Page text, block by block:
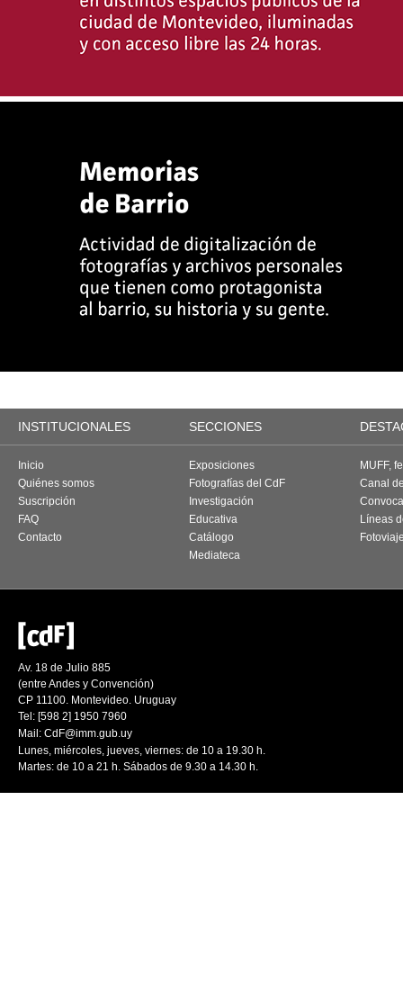
INSTITUCIONALES SECCIONES
Inicio
Quiénes somos
Suscripción
FAQ
Contacto
Exposiciones
Fotografías del CdF
Investigación
Educativa
Catálogo
Mediateca
MUFF,
Canal
Líneas
Av. 18 de Julio 885
(entre Andes y Convención)
CP 11100. Montevideo. Uruguay
Tel: [598 2] 1950 7960
Mail: CdF@imm.gub.uy
Lunes, miércoles, jueves, viernes: de 10 a 19.30 h.
Martes: de 10 a 21 h. Sábados de 9.30 a 14.30 h.